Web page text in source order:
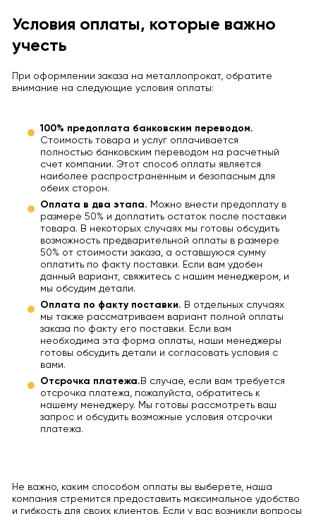
Условия оплаты, которые важно
учесть
При оформлении заказа на металлопрокат, обратите
внимание на следующие условия оплаты:
100% предоплата банковским переводом.
Стоимость товара и услуг оплачивается
полностью банковским переводом на расчетный
счет компании. Этот способ оплаты является
наиболее распространенным и безопасным для
обеих сторон.
Оплата в два этапа. Можно внести предоплату в
размере 50% и доплатить остаток после поставки
товара. В некоторых случаях мы готовы обсудить
возможность предварительной оплаты в размере
50% от стоимости заказа, а оставшуюся сумму
оплатить по факту поставки. Если вам удобен
данный вариант, свяжитесь с нашим менеджером, и
мы обсудим детали.
Оплата по факту поставки. В отдельных случаях
мы также рассматриваем вариант полной оплаты
заказа по факту его поставки. Если вам
необходима эта форма оплаты, наши менеджеры
готовы обсудить детали и согласовать условия с
вами.
Отсрочка платежа. В случае, если вам требуется
отсрочка платежа, пожалуйста, обратитесь к
нашему менеджеру. Мы готовы рассмотреть ваш
запрос и обсудить возможные условия отсрочки
платежа.
Не важно, каким способом оплаты вы выберете, наша
компания стремится предоставить максимальное удобство
и гибкость для своих клиентов. Если у вас возникли вопросы